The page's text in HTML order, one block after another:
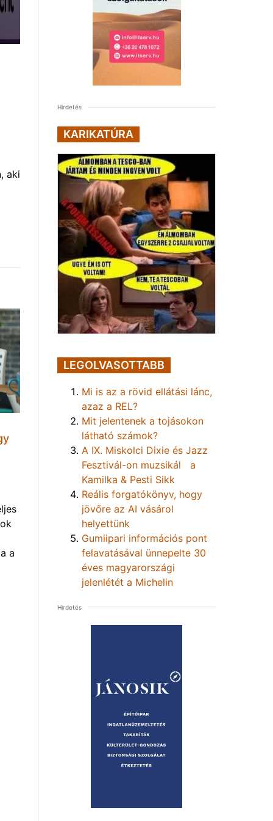
aki
a
Hirdetés
KARIKATÚRA
LEGOLVASOTTABB
Mi is az a rövid ellátási lánc,
azaz a REL?
Mit jelentenek a tojásokon
látható számok?
A IX. Miskolci Dixie és Jazz
Fesztivál-on muzsikál a
Kamilka & Pesti Sikk
Reális forgatókönyv, hogy
jövőre az AI vásárol
helyettünk
Gumiipari információs pont
felavatásával ünnepelte 30
éves magyarországi
jelenlétét a Michelin
Hirdetés